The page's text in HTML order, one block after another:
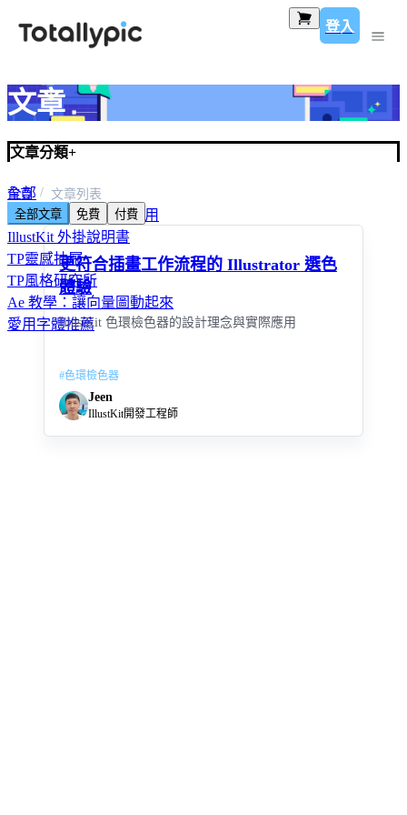
登入
文章
文章分類+
全部
IllustKit 外掛解析與應用
IllustKit 外掛說明書
TP靈感抽屜
TP風格研究所
Ae 教學：讓向量圖動起來
愛用字體推薦
首頁
文章列表
全部文章
免費 付費
更符合插畫工作流程的 Illustrator 選色
體驗
IllustKit 色環檢色器的設計理念與實際應用
#色環檢色器
Jeen
IllustKit開發工程師